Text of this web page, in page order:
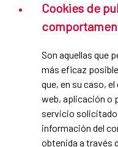
Cookies de
Son aquellas que
más eficaz
que, en su caso,
web, aplicación o
servicio
información del
obtenida a través